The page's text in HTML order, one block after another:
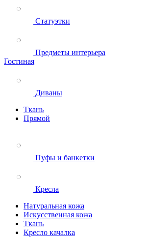
Статуэтки
Предметы интерьера
Гостиная
Диваны
Ткань
Прямой
Пуфы и банкетки
Кресла
Натуральная кожа
Искусственная кожа
Ткань
Кресло качалка